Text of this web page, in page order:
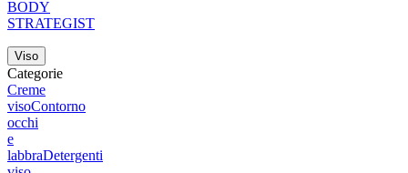
BODY
STRATEGIST
Viso
Categorie
Creme
visoContorno
occhi
e
labbraDetergenti